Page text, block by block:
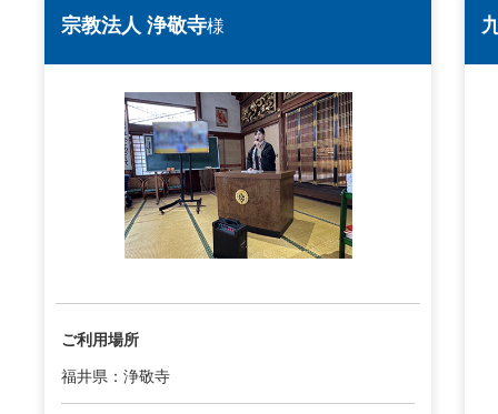
宗教法人 浄敬寺様
ご利用場所
福井県：浄敬寺